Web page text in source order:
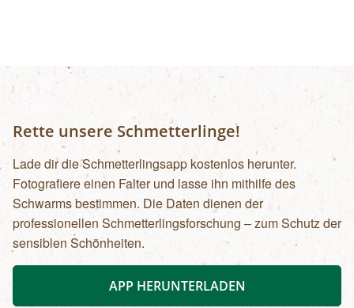
Rette unsere Schmetterlinge!
Lade dir die Schmetterlingsapp kostenlos herunter.
Fotografiere einen Falter und lasse ihn mithilfe des
Schwarms bestimmen. Die Daten dienen der
professionellen Schmetterlingsforschung – zum Schutz der
sensiblen Schönheiten.
APP HERUNTERLADEN